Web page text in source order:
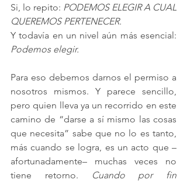
Si, lo repito: PODEMOS ELEGIR A CUAL
QUEREMOS PERTENECER.
Podemos elegir.
Para eso debemos darnos el permiso a
nosotros mismos. Y parece sencillo,
pero quien lleva ya un recorrido en este
camino de “darse a sí mismo las cosas
que necesita” sabe que no lo es tanto,
más cuando se logra, es un acto que –
afortunadamente– muchas veces no
tiene retorno.
Cuando por fin